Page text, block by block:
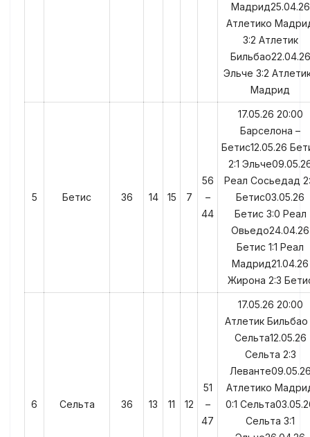
Мадрид25.04.26
Атлетико
3:2 Атлетик
Бильбао22.04.26
Эльче 3:2
Мадрид
5 Бетис 36 14 15 7
56
–
44
17.05.26 20:00
Барселона –
Бетис12.05.26
2:1
Реал Сосьедад
Бетис03.05.26
Бетис 3:0 Реал
Овьедо24.04.26
Бетис 1:1 Реал
Мадрид21.04.26
Жирона 2:3
6 Сельта 36 13 11 12
51
–
47
17.05.26 20:00
Атлетик Бильбао
Сельта12.05.26
Сельта 2:3
Атлетико
0:1
Сельта 3:1